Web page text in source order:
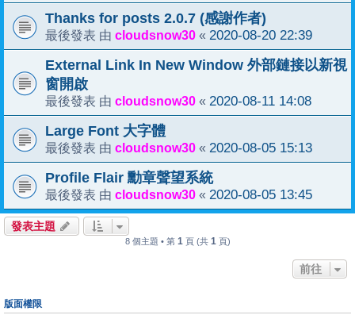
Thanks for posts 2.0.7 (感謝作者)
最後發表 由 cloudsnow30 « 2020-08-20 22:39
External Link In New Window 外部鏈接以新視
窗開啟
最後發表 由 cloudsnow30 « 2020-08-11 14:08
Large Font 大字體
最後發表 由 cloudsnow30 « 2020-08-05 15:13
Profile Flair 勳章聲望系統
最後發表 由 cloudsnow30 « 2020-08-05 13:45
發表主題
8 個主題 • 第 1 頁 (共 1 頁)
前往
版面權限